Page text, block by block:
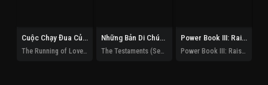
Cuộc Chạy Đua Của Tình Và Tiền Những Bản Di Chúc (Phần 1) Power Book III: Raising Kanan (Phần 5)